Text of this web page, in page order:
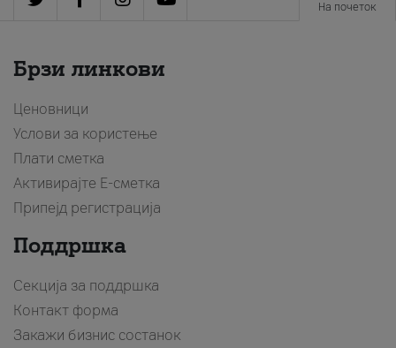
На почеток
Брзи линкови
Ценовници
Услови за користење
Плати сметка
Активирајте Е-сметка
Припејд регистрација
Поддршка
Секција за поддршка
Контакт форма
Закажи бизнис состанок